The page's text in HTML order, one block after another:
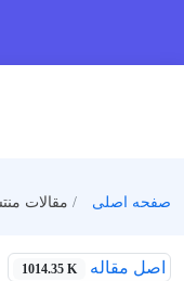
صفحه اصلی مقالات
اصل مقاله 1014.35 K